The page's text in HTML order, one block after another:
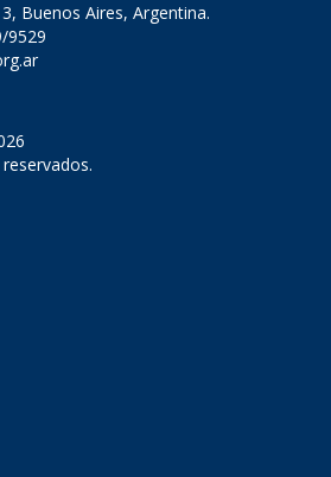
Buenos Aires, Argentina.
9529